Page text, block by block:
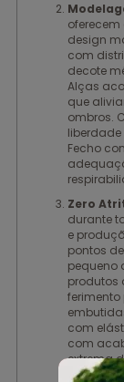
design
com
decote
Alças
que
ombros.
Fecho
Zero
durante
e
pontos
pequeno
produtos
ferimento
com
com
extrema
em